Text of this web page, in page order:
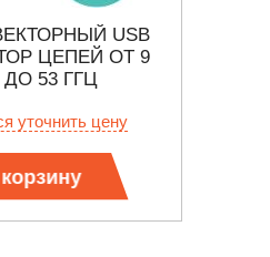
USB
ЦЕПЕЙ ОТ 9
ДО 53 ГГЦ
уточнить цену